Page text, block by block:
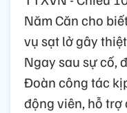
Năm Căn cho
vụ sạt lở gây
Ngay sau sự cố,
Đoàn công tác
động viên, hỗ